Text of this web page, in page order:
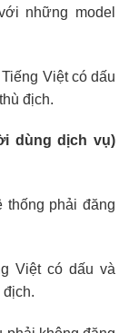
những model
Việt có dấu
địch.
dùng dịch vụ)
thống phải đăng
Việt có dấu và
địch.